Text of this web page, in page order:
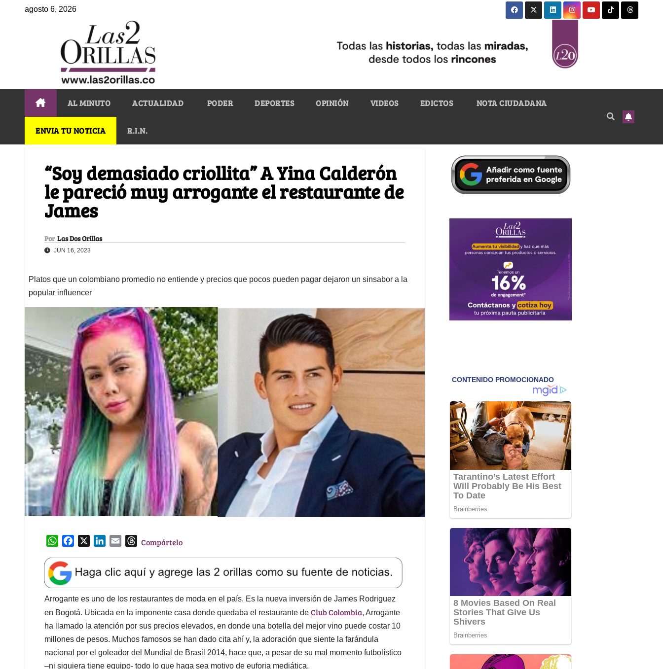
agosto 6, 2026
AL MINUTO ACTUALIDAD PODER DEPORTES OPINIÓN VIDEOS EDICTOS NOTA CIUDADANA
ENVIA TU NOTICIA R.I.N.
“Soy demasiado criollita” A Yina Calderón
le pareció muy arrogante el restaurante de
James
Por Las Dos Orillas
JUN 16, 2023
Platos que un colombiano promedio no entiende y precios que pocos pueden pagar dejaron un sinsabor a la
popular influencer
W
a
t
s
A
p
p
e
b
o
o
k
k
e
d
I
n
l
T
e
a
d
s
Compártelo
Arrogante es uno de los restaurantes de moda en el país. Es la nueva inversión de James Rodriguez
en Bogotá. Ubicada en la imponente casa donde quedaba el restaurante de Club Colombia, Arrogante
ha llamado la atención por sus precios elevados, en donde una botella del mejor vino puede costar 10
millones de pesos. Muchos famosos se han dado cita ahí y, la adoración que siente la farándula
nacional por el goleador del Mundial de Brasil 2014, hace que, a pesar de su mal momento futbolístico
–ni siquiera tiene equipo- todo lo que haga sea motivo de euforia mediática.